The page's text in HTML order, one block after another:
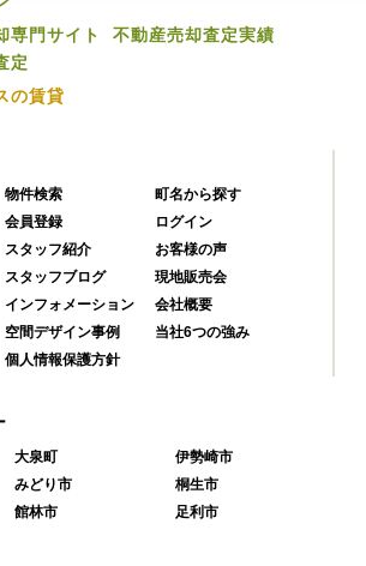
専門サイト
不動産売却査定実績
定
の賃貸
物件検索
町名から探す
会員登録
ログイン
スタッフ紹介
お客様の声
スタッフブログ
現地販売会
インフォメーション
会社概要
空間デザイン事例
当社6つの強み
個人情報保護方針
大泉町
伊勢崎市
みどり市
桐生市
館林市 足利市